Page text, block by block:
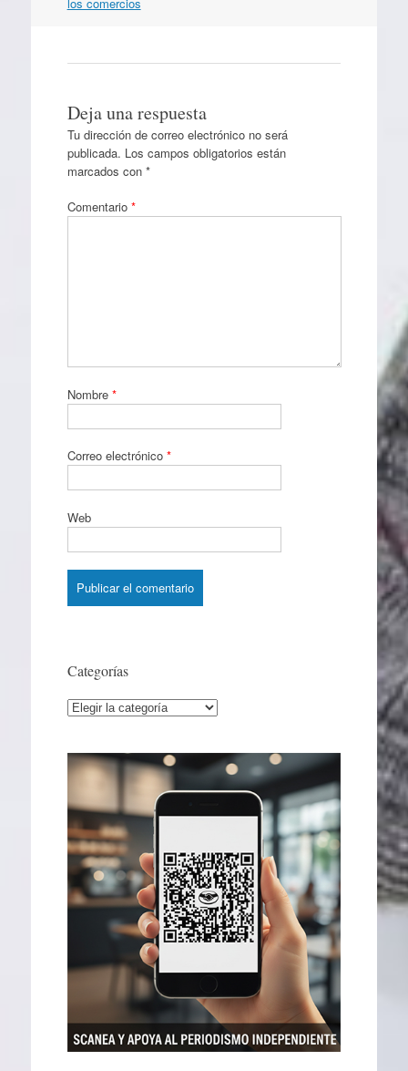
Deja una respuesta
Tu dirección de correo electrónico no será
publicada. Los campos obligatorios están
marcados con *
Comentario *
Nombre *
Correo electrónico *
Web
Categorías
Categorías